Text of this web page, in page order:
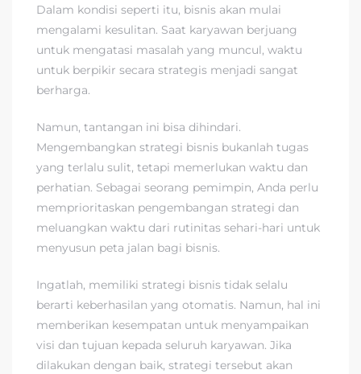
Dalam kondisi seperti itu, bisnis akan mulai
mengalami kesulitan. Saat karyawan berjuang
untuk mengatasi masalah yang muncul, waktu
untuk berpikir secara strategis menjadi sangat
berharga.
Namun, tantangan ini bisa dihindari.
Mengembangkan strategi bisnis bukanlah tugas
yang terlalu sulit, tetapi memerlukan waktu dan
perhatian. Sebagai seorang pemimpin, Anda perlu
memprioritaskan pengembangan strategi dan
meluangkan waktu dari rutinitas sehari-hari untuk
menyusun peta jalan bagi bisnis.
Ingatlah, memiliki strategi bisnis tidak selalu
berarti keberhasilan yang otomatis. Namun, hal ini
memberikan kesempatan untuk menyampaikan
visi dan tujuan kepada seluruh karyawan. Jika
dilakukan dengan baik, strategi tersebut akan